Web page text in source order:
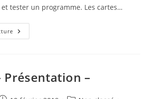
tester un programme. Les cartes…
Les
Différentes
Présentation –